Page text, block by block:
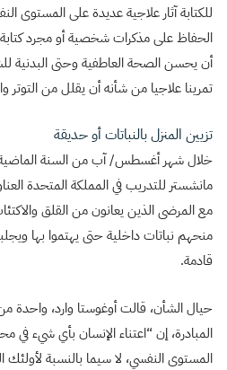
للكتابة آثار علاجية عديدة على المستوى
الحفاظ على مذكرات شخصية أو مجرد
أن يحسن الصحة العاطفية وحتى البدنية
تمرينا علاجيا من شأنه أن يقلل من التوتر
تزيين المنزل بالنباتات أو حديقة
خلال شهر أغسطس/ آب من السنة
مانشستر للتدريب في المملكة المتحدة
مع المرضى الذين يعانون من القلق
منحهم نباتات داخلية حتى يهتموا بها
قادمة.
حيال الشأن، قالت أوغوستا وارد،
المبادرة، إن “اعتناء الإنسان بأي شيء في
المستوى النفسي، لا سيما بالنسبة